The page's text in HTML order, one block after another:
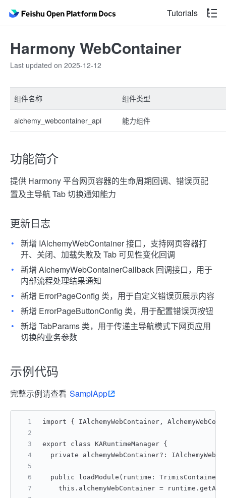
Tutorials
Harmony WebContainer
Last updated on 2025-12-12
组件名称 组件类型
alchemy_webcontainer_api 能力组件
功能简介
提供 Harmony 平台网页容器的生命周期回调、错误页配
置及主导航 Tab 切换通知能力
更新日志
新增 IAlchemyWebContainer 接口，支持网页容器打
开、关闭、加载失败及 Tab 可见性变化回调
新增 AlchemyWebContainerCallback 回调接口，用于
内部流程处理结果通知
新增 ErrorPageConfig 类，用于自定义错误页展示内容
新增 ErrorPageButtonConfig 类，用于配置错误页按钮
新增 TabParams 类，用于传递主导航模式下网页应用
切换的业务参数
示例代码
完整示例请查看 SamplApp
import { IAlchemyWebContainer,
export class KARuntimeManager {
private alchemyWebContainer?:
public loadModule(runtime:
this.alchemyWebContainer =